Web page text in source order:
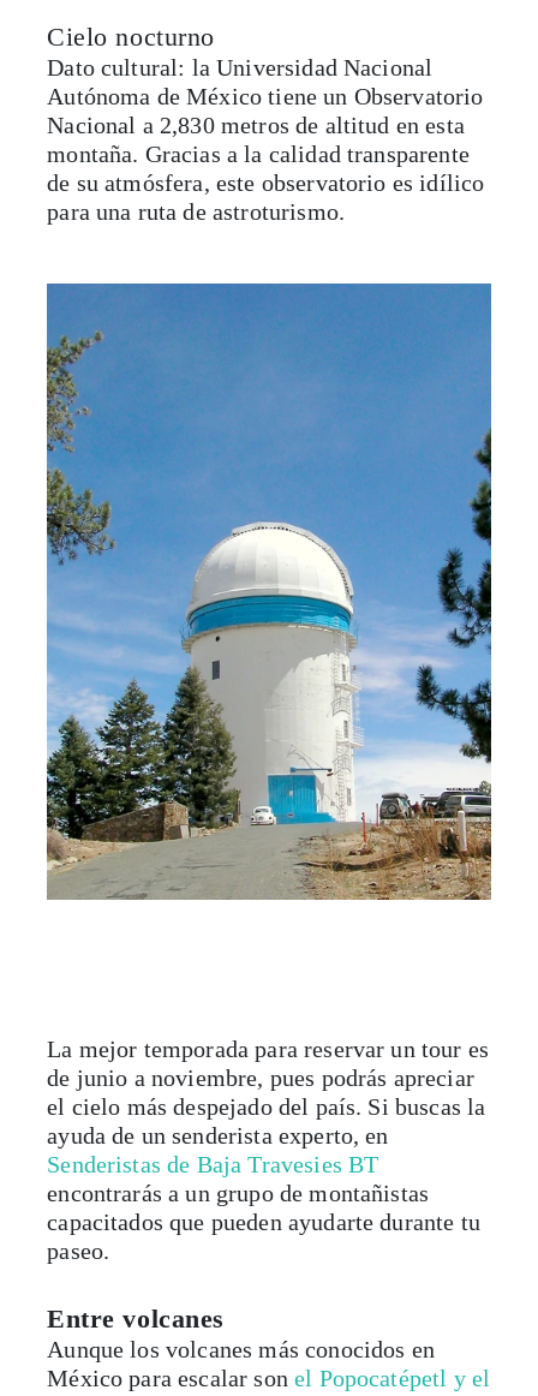
Cielo nocturno
Dato cultural: la Universidad Nacional
Autónoma de México tiene un Observatorio
Nacional a 2,830 metros de altitud en esta
montaña. Gracias a la calidad transparente
de su atmósfera, este observatorio es idílico
para una ruta de astroturismo.
La mejor temporada para reservar un tour es
de junio a noviembre, pues podrás apreciar
el cielo más despejado del país. Si buscas la
ayuda de un senderista experto, en
Senderistas de Baja Travesies BT
encontrarás a un grupo de montañistas
capacitados que pueden ayudarte durante tu
paseo.
Entre volcanes
Aunque los volcanes más conocidos en
México para escalar sonel Popocatépetl y el